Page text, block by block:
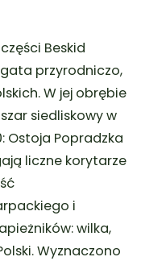
Beskid
przyrodniczo,
W jej obrębie
siedliskowy w
Ostoja Popradzka
liczne korytarze
i
wilka,
Wyznaczono